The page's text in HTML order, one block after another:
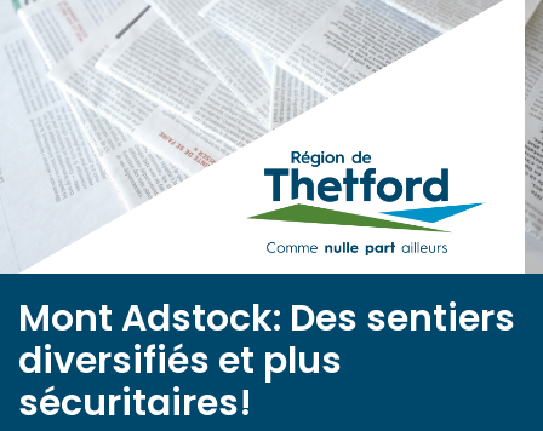
submenu (Nouvelles )
submenu (Documentation )
Mont Adstock: Des sentiers
diversifiés et plus
sécuritaires!